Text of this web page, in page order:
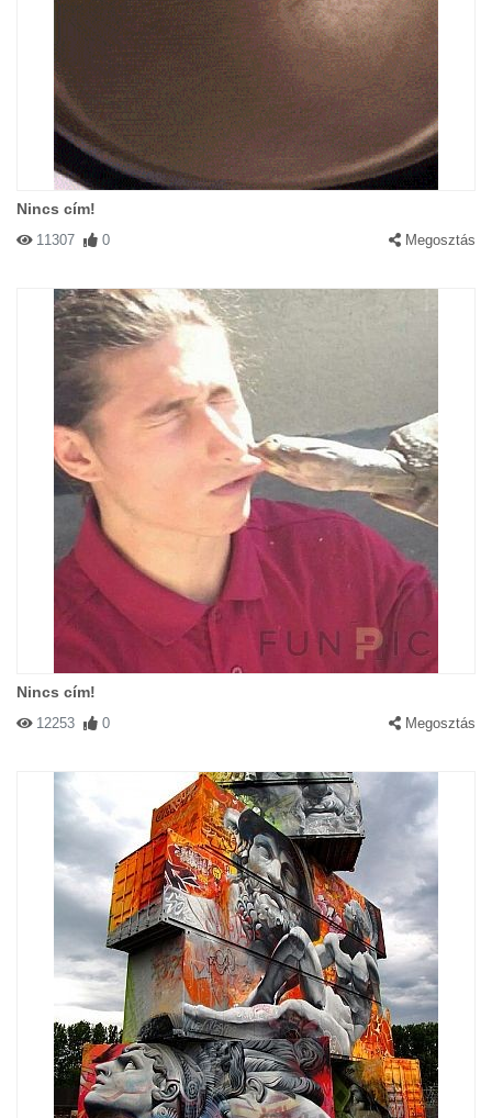
Nincs cím!
11307 0 Megosztás
Nincs cím!
12253 0 Megosztás